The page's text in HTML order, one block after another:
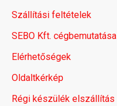
Szállítási feltételek
SEBO Kft. cégbemutatása
Elérhetőségek
Oldaltkérkép
Régi készülék elszállítás